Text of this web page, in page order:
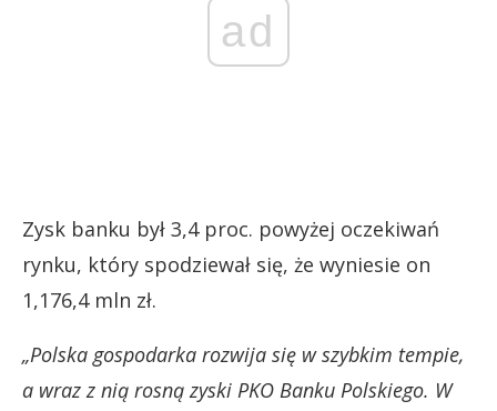
ad
Zysk banku był 3,4 proc. powyżej oczekiwań
rynku, który spodziewał się, że wyniesie on
1,176,4 mln zł.
„Polska gospodarka rozwija się w szybkim tempie,
a wraz z nią rosną zyski PKO Banku Polskiego. W